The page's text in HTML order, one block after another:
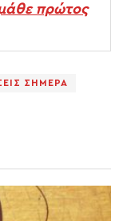
πρώτος
ΣΗΜΕΡΑ